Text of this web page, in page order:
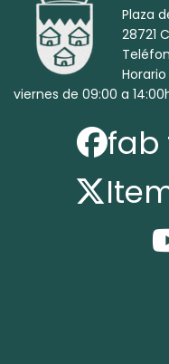
Plaza
28721
viernes de 09:00 a
fab